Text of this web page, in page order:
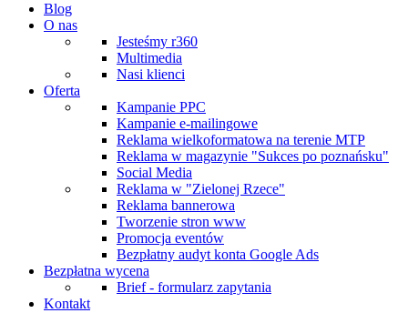
Blog
O nas
Jesteśmy r360
Multimedia
Nasi klienci
Oferta
Kampanie PPC
Kampanie e-mailingowe
Reklama wielkoformatowa na terenie MTP
Reklama w magazynie "Sukces po poznańsku"
Social Media
Reklama w "Zielonej Rzece"
Reklama bannerowa
Tworzenie stron www
Promocja eventów
Bezpłatny audyt konta Google Ads
Bezpłatna wycena
Brief - formularz zapytania
Kontakt